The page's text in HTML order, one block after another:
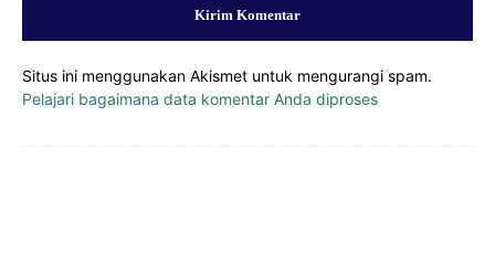
Situs ini menggunakan Akismet untuk mengurangi spam.
Pelajari bagaimana data komentar Anda diproses